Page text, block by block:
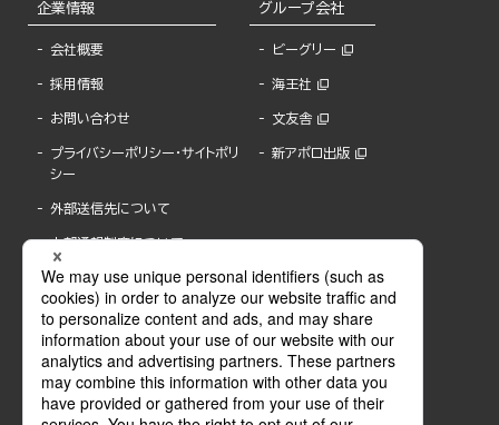
企業情報
会社概要
採用情報
お問い合わせ
プライバシーポリシー・サイトポリ
シー
外部送信先について
内部通報制度について
グループ会社
ビーグリー
海王社
文友舎
新アポロ出版